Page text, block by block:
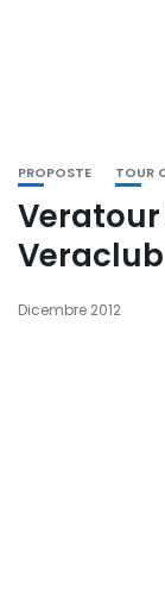
PROPOSTE TOUR
Veratour
Dicembre 2012